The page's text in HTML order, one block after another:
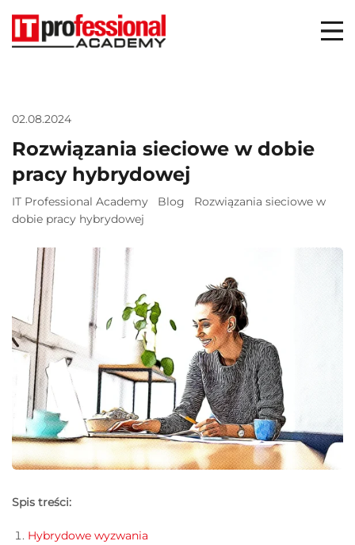
02.08.2024
Rozwiązania sieciowe w dobie
pracy hybrydowej
IT Professional Academy Blog
Rozwiązania sieciowe w
dobie pracy hybrydowej
Spis treści:
Hybrydowe wyzwania